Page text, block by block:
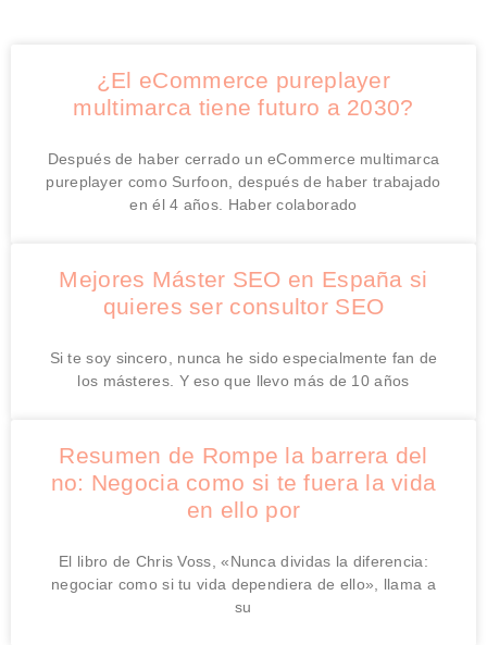
¿El eCommerce pureplayer
multimarca tiene futuro a 2030?
Después de haber cerrado un eCommerce multimarca
pureplayer como Surfoon, después de haber trabajado
en él 4 años. Haber colaborado
Mejores Máster SEO en España si
quieres ser consultor SEO
Si te soy sincero, nunca he sido especialmente fan de
los másteres. Y eso que llevo más de 10 años
Resumen de Rompe la barrera del
no: Negocia como si te fuera la vida
en ello por
El libro de Chris Voss, «Nunca dividas la diferencia:
negociar como si tu vida dependiera de ello», llama a
su